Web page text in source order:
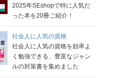
2025年SEshopで特に人気だ
った本を20冊ご紹介！
社会人に人気の資格
社会人に人気の資格を効率よ
く勉強できる、豊富なジャン
ルの対策書を集めました